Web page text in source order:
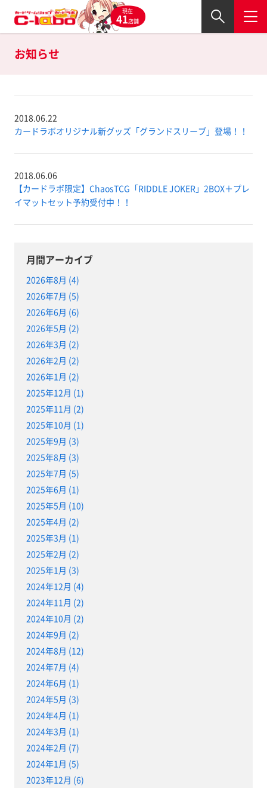
現在
41店舗
お知らせ
2018.06.22
カードラボオリジナル新グッズ「グランドスリーブ」登場！！
2018.06.06
【カードラボ限定】ChaosTCG「RIDDLE JOKER」2BOX＋プレ
イマットセット予約受付中！！
月間アーカイブ
2026年8月 (4)
2026年7月 (5)
2026年6月 (6)
2026年5月 (2)
2026年3月 (2)
2026年2月 (2)
2026年1月 (2)
2025年12月 (1)
2025年11月 (2)
2025年10月 (1)
2025年9月 (3)
2025年8月 (3)
2025年7月 (5)
2025年6月 (1)
2025年5月 (10)
2025年4月 (2)
2025年3月 (1)
2025年2月 (2)
2025年1月 (3)
2024年12月 (4)
2024年11月 (2)
2024年10月 (2)
2024年9月 (2)
2024年8月 (12)
2024年7月 (4)
2024年6月 (1)
2024年5月 (3)
2024年4月 (1)
2024年3月 (1)
2024年2月 (7)
2024年1月 (5)
2023年12月 (6)